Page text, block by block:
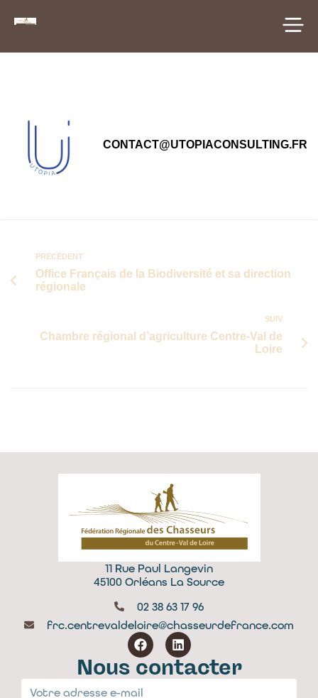
CONTACT@UTOPIACONSULTING.FR
PRÉCÉDENT
Office Français de la Biodiversité et sa direction
régionale
SUIV
Chambre régional d’agriculture Centre-Val de
Loire
11 Rue Paul Langevin
45100 Orléans La Source
02 38 63 17 96
frc.centrevaldeloire@chasseurdefrance.com
Nous contacter